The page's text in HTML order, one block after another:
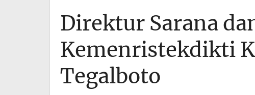
Direktur Sarana
Kemenristekdikti
Tegalboto